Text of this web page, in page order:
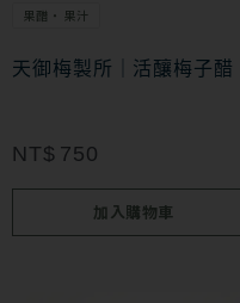
果醋・果汁
天御梅製所｜活釀梅子醋
NT$ 750
加入購物車